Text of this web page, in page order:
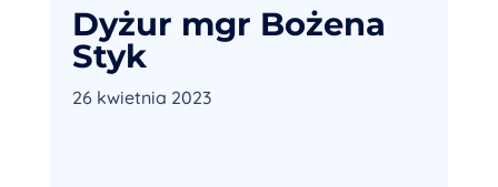
Dyżur mgr Bożena
Styk
26 kwietnia 2023